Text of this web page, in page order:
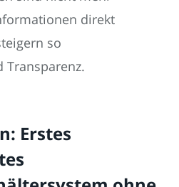
direkt
so
Transparenz.
Erstes